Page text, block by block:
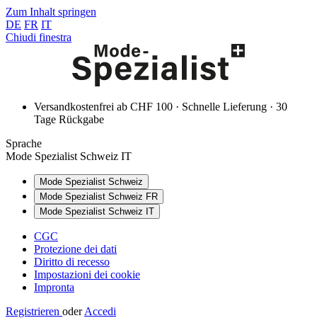
Zum Inhalt springen
DE FR IT
Chiudi finestra
Versandkostenfrei ab CHF 100 · Schnelle Lieferung · 30
Tage Rückgabe
Sprache
Mode Spezialist Schweiz IT
Mode Spezialist Schweiz
Mode Spezialist Schweiz FR
Mode Spezialist Schweiz IT
CGC
Protezione dei dati
Diritto di recesso
Impostazioni dei cookie
Impronta
Registrieren oder Accedi